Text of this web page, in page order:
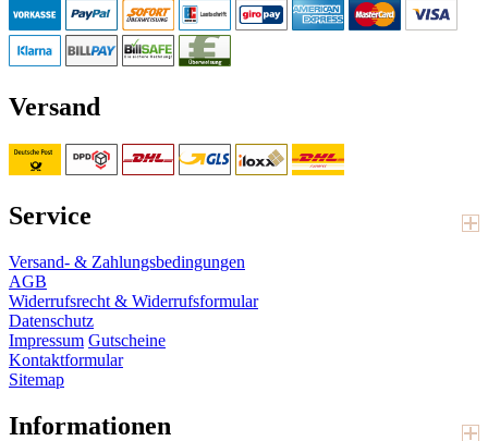
Versand
Service
Versand- & Zahlungsbedingungen
AGB
Widerrufsrecht & Widerrufsformular
Datenschutz
Impressum Gutscheine
Kontaktformular
Sitemap
Informationen